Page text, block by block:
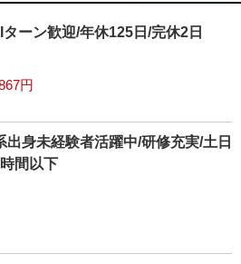
ーン歓迎/年休125日/完休2日
円
身未経験者活躍中/研修充実/土日
間以下